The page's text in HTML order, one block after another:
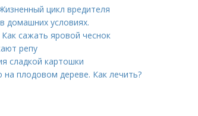
цикл вредителя
домашних условиях.
сажать яровой чеснок
репу
сладкой картошки
на плодовом дереве. Как лечить?